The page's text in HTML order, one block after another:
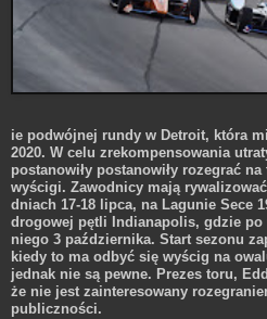
ie podwójnej rundy w Detroit, która
2020. W celu zrekompensowania
postanowiły postanowiły rozegrać
wyścigi. Zawodnicy mają
dniach 17-18 lipca, na Lagunie Sece
drogowej pętli Indianapolis, gdzie
niego 3 października. Start sezonu
kiedy to ma odbyć się wyścig na
jednak nie są pewne. Prezes toru,
że nie jest zainteresowany
publiczności.